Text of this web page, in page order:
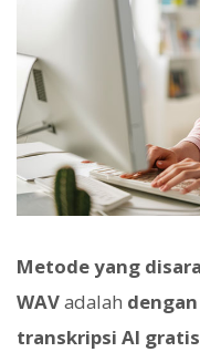
Metode yang
WAVadalah
transkripsi AI gratis